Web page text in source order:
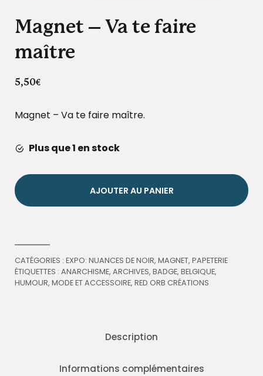
Magnet – Va te faire
maître
5,50€
Magnet – Va te faire maître.
Plus que 1 en stock
AJOUTER AU PANIER
CATÉGORIES : EXPO: NUANCES DE NOIR, MAGNET, PAPETERIE
ÉTIQUETTES : ANARCHISME, ARCHIVES, BADGE, BELGIQUE,
HUMOUR, MODE ET ACCESSOIRE, RED ORB CRÉATIONS
Description
Informations complémentaires